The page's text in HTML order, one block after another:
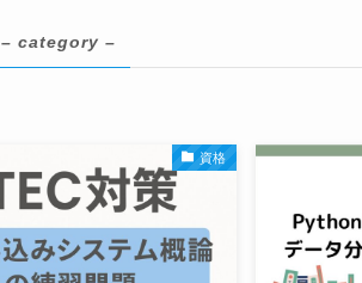
– category –
資格